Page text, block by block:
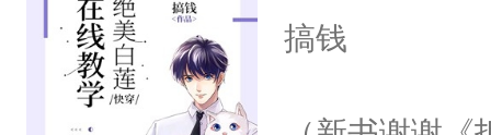
用力——为你
搞钱